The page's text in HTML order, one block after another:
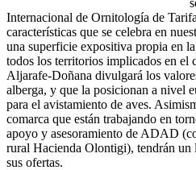
Internacional de Ornitología de
características que se celebra en
una superficie expositiva propia en
todos los territorios implicados en el
Aljarafe-Doñana divulgará los
alberga, y que la posicionan a nivel
para el avistamiento de aves.
comarca que están trabajando en
apoyo y asesoramiento de ADAD
rural Hacienda Olontigi), tendrán un
sus ofertas.